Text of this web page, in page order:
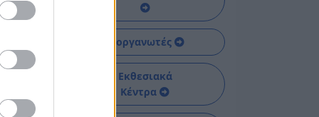
Διοργανωτές
Εκθεσιακά
Κέντρα